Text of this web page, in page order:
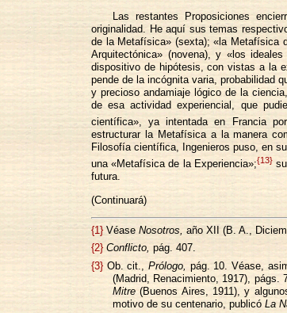
Las restantes Proposiciones
originalidad. He aquí sus temas
de la Metafísica» (sexta); «la Metafísica
Arquitectónica» (novena), y «los
dispositivo de hipótesis, con vistas a la
pende de la incógnita varia, probabilidad
y precioso andamiaje lógico de la
de esa actividad experiencial, que
científica», ya intentada en Francia
estructurar la Metafísica a la manera
Filosofía científica, Ingenieros puso, en
una «Metafísica de la Experiencia»;{13}
futura.
(Continuará)
{1}Véase Nosotros, año XII (B. A.,
{2} Conflicto, pág. 407.
{3} Ob. cit.,Prólogo, pág. 10. Véase,
(Madrid, Renacimiento, 1917), págs.
Mitre(Buenos Aires, 1911), y
motivo de su centenario, publicó La